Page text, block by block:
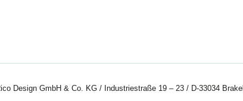
Design GmbH & Co. KG / Industriestraße 19 – 23 / D-33034 Brakel